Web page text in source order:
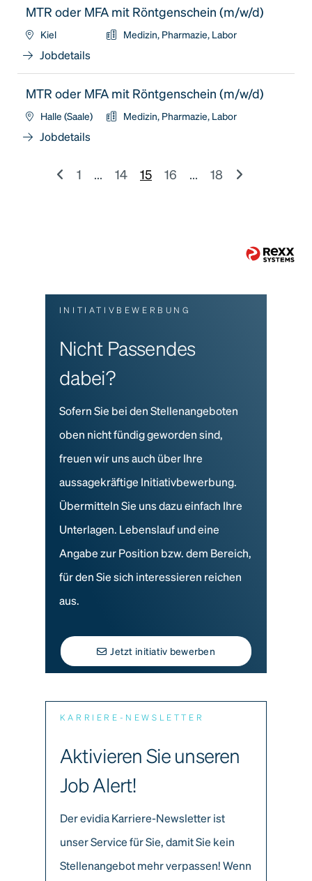
MTR oder MFA mit Röntgenschein (m/w/d)
Kiel Medizin, Pharmazie, Labor
Jobdetails
MTR oder MFA mit Röntgenschein (m/w/d)
Halle (Saale) Medizin, Pharmazie, Labor
Jobdetails
1 ... 14 15 16 ... 18
INITIATIVBEWERBUNG
Nicht Passendes
dabei?
Sofern Sie bei den Stellenangeboten
oben nicht fündig geworden sind,
freuen wir uns auch über Ihre
aussagekräftige Initiativbewerbung.
Übermitteln Sie uns dazu einfach Ihre
Unterlagen. Lebenslauf und eine
Angabe zur Position bzw. dem Bereich,
für den Sie sich interessieren reichen
aus.
Jetzt initiativ bewerben
KARRIERE-NEWSLETTER
Aktivieren Sie unseren
Job Alert!
Der evidia Karriere-Newsletter ist
unser Service für Sie, damit Sie kein
Stellenangebot mehr verpassen! Wenn